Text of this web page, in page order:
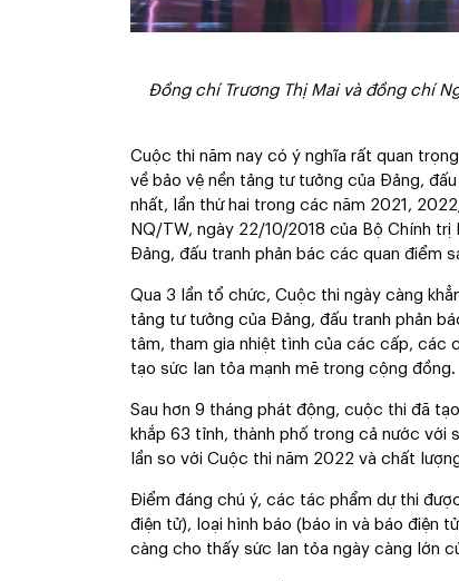
Đồng chí Trương Thị Mai và đồng chí
Cuộc thi năm nay có ý nghĩa rất quan
về bảo vệ nền tảng tư tưởng của Đảng,
nhất, lần thứ hai trong các năm 2021,
NQ/TW, ngày 22/10/2018 của Bộ Chính
Đảng, đấu tranh phản bác các quan điểm
Qua 3 lần tổ chức, Cuộc thi ngày càng
tảng tư tưởng của Đảng, đấu tranh phản
tâm, tham gia nhiệt tình của các cấp, các
tạo sức lan tỏa mạnh mẽ trong cộng đồng.
Sau hơn 9 tháng phát động, cuộc thi đã
khắp 63 tỉnh, thành phố trong cả nước với
lần so với Cuộc thi năm 2022 và chất
Điểm đáng chú ý, các tác phẩm dự thi
điện tử), loại hình báo (báo in và báo điện
càng cho thấy sức lan tỏa ngày càng lớn